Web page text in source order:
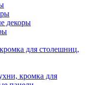
декоры
для столешниц,
кромка для